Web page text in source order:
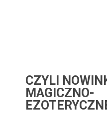
CZYLI
MAGICZNO-